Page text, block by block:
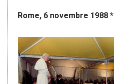
Rome, 6 novembre 1988 *